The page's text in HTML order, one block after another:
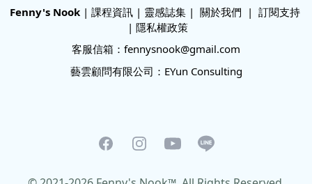
Fenny's Nook | 課程資訊 | 靈感誌集 | 關於我們 | 訂閱支持
| 隱私權政策
客服信箱：fennysnook@gmail.com
藝雲顧問有限公司：EYun Consulting
FacebookInstagramYoutubeLINE